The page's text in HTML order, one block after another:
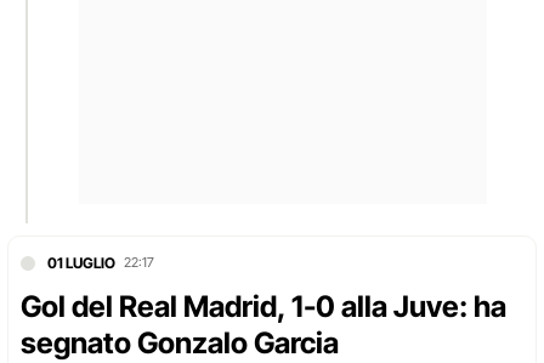
01 LUGLIO 22:17
Gol del Real Madrid, 1-0 alla Juve: ha
segnato Gonzalo Garcia